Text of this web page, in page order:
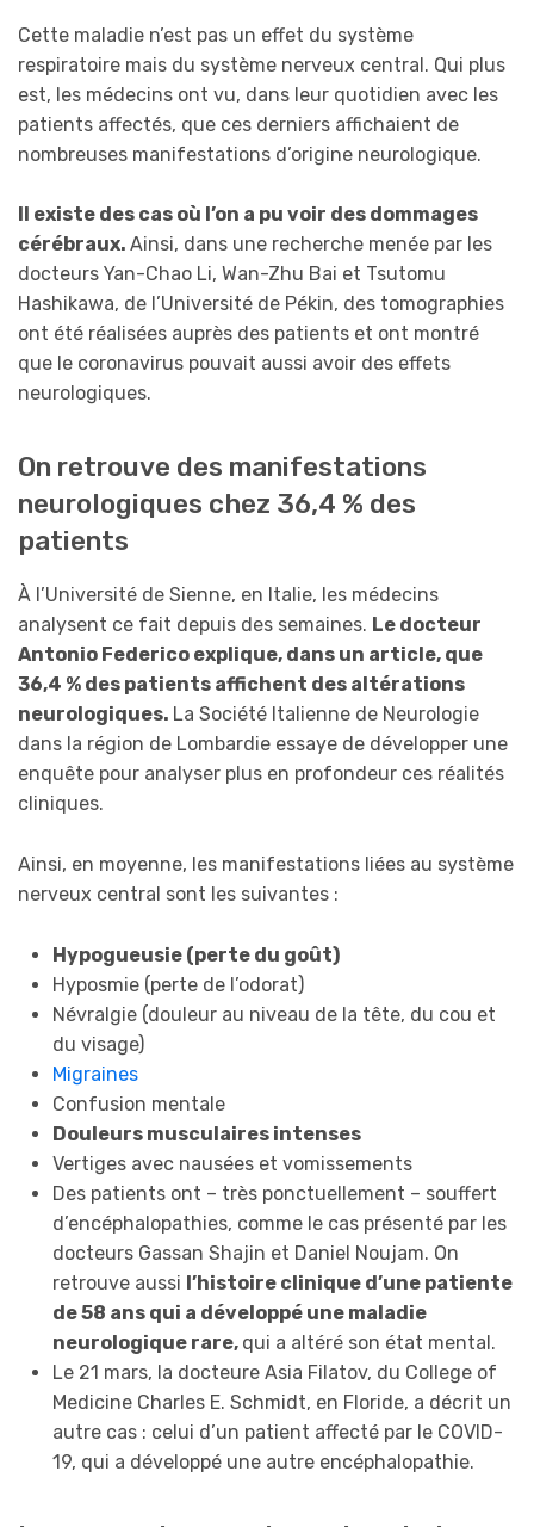
Cette maladie n’est pas un effet du système
respiratoire mais du système nerveux central. Qui plus
est, les médecins ont vu, dans leur quotidien avec les
patients affectés, que ces derniers affichaient de
nombreuses manifestations d’origine neurologique.
Il existe des cas où l’on a pu voir des dommages
cérébraux. Ainsi, dans une recherche menée par les
docteurs Yan-Chao Li, Wan-Zhu Bai et Tsutomu
Hashikawa, de l’Université de Pékin, des tomographies
ont été réalisées auprès des patients et ont montré
que le coronavirus pouvait aussi avoir des effets
neurologiques.
On retrouve des manifestations
neurologiques chez 36,4 % des
patients
À l’Université de Sienne, en Italie, les médecins
analysent ce fait depuis des semaines. Le docteur
Antonio Federico explique, dans un article, que
36,4 % des patients affichent des altérations
neurologiques. La Société Italienne de Neurologie
dans la région de Lombardie essaye de développer une
enquête pour analyser plus en profondeur ces réalités
cliniques.
Ainsi, en moyenne, les manifestations liées au système
nerveux central sont les suivantes :
Hypogueusie (perte du goût)
Hyposmie (perte de l’odorat)
Névralgie (douleur au niveau de la tête, du cou et
du visage)
Migraines
Confusion mentale
Douleurs musculaires intenses
Vertiges avec nausées et vomissements
Des patients ont – très ponctuellement – souffert
d’encéphalopathies, comme le cas présenté par les
docteurs Gassan Shajin et Daniel Noujam. On
retrouve aussi l’histoire clinique d’une patiente
de 58 ans qui a développé une maladie
neurologique rare, qui a altéré son état mental.
Le 21 mars, la docteure Asia Filatov, du College of
Medicine Charles E. Schmidt, en Floride, a décrit un
autre cas : celui d’un patient affecté par le COVID-
19, qui a développé une autre encéphalopathie.